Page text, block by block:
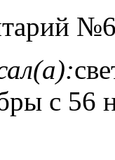
с 56